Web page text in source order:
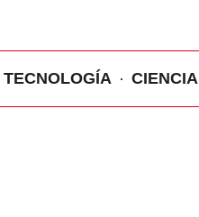
TECNOLOGÍA CIENCIA